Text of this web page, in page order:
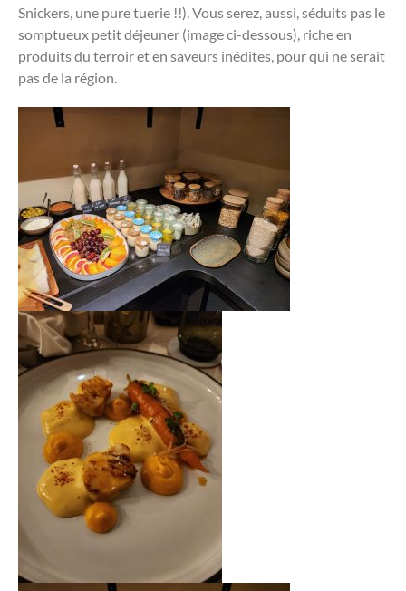
Snickers, une pure tuerie !!). Vous serez, aussi, séduits pas le
somptueux petit déjeuner (image ci-dessous), riche en
produits du terroir et en saveurs inédites, pour qui ne serait
pas de la région.